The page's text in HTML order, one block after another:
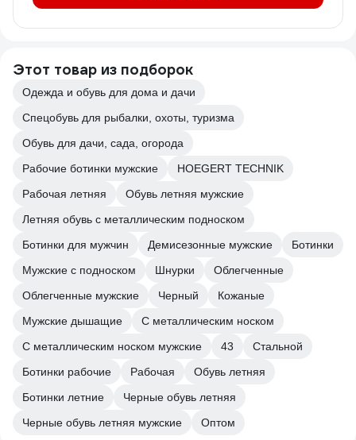
Этот товар из подборок
Одежда и обувь для дома и дачи
Спецобувь для рыбалки, охоты, туризма
Обувь для дачи, сада, огорода
Рабочие ботинки мужские
HOEGERT TECHNIK
Рабочая летняя
Обувь летняя мужские
Летняя обувь с металлическим подноском
Ботинки для мужчин
Демисезонные мужские
Ботинки
Мужские с подноском
Шнурки
Облегченные
Облегченные мужские
Черный
Кожаные
Мужские дышащие
С металлическим носком
С металлическим носком мужские
43
Стальной
Ботинки рабочие
Рабочая
Обувь летняя
Ботинки летние
Черные обувь летняя
Черные обувь летняя мужские
Оптом